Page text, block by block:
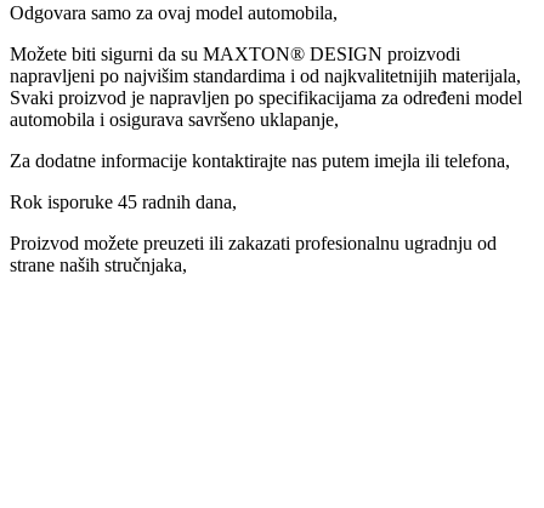
Odgovara samo za ovaj model automobila,
Možete biti sigurni da su MAXTON® DESIGN proizvodi
napravljeni po najvišim standardima i od najkvalitetnijih materijala,
Svaki proizvod je napravljen po specifikacijama za određeni model
automobila i osigurava savršeno uklapanje,
Za dodatne informacije kontaktirajte nas putem imejla ili telefona,
Rok isporuke 45 radnih dana,
Proizvod možete preuzeti ili zakazati profesionalnu ugradnju od
strane naših stručnjaka,